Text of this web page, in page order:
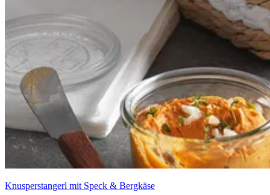
Knusperstangerl mit Speck & Bergkäse